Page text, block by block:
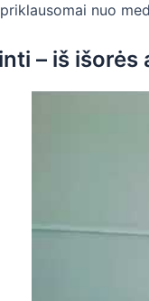
nuo
– iš išorės